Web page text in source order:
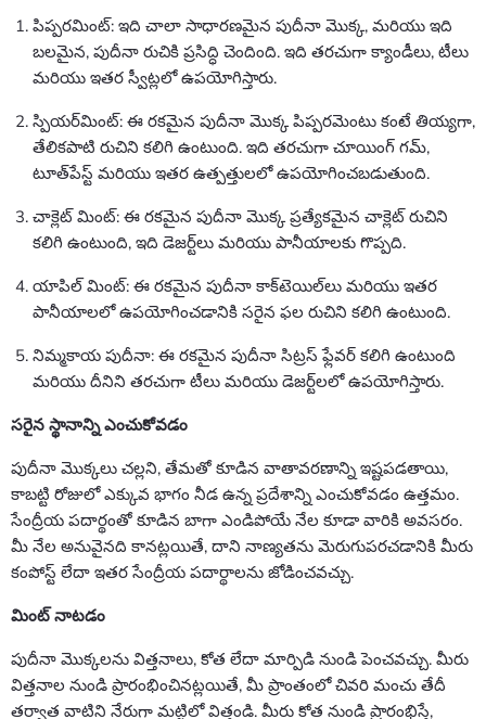
పిప్పరమింట్: ఇది చాలా సాధారణమైన పుదీనా మొక్క, మరియు ఇది
బలమైన, పుదీనా రుచికి ప్రసిద్ధి చెందింది. ఇది తరచుగా క్యాండీలు, టీలు
మరియు ఇతర స్వీట్లలో ఉపయోగిస్తారు.
స్పియర్‌మింట్: ఈ రకమైన పుదీనా మొక్క పిప్పరమెంటు కంటే తియ్యగా,
తేలికపాటి రుచిని కలిగి ఉంటుంది. ఇది తరచుగా చూయింగ్ గమ్,
టూత్‌పేస్ట్ మరియు ఇతర ఉత్పత్తులలో ఉపయోగించబడుతుంది.
చాక్లెట్ మింట్: ఈ రకమైన పుదీనా మొక్క ప్రత్యేకమైన చాక్లెట్ రుచిని
కలిగి ఉంటుంది, ఇది డెజర్ట్‌లు మరియు పానీయాలకు గొప్పది.
యాపిల్ మింట్: ఈ రకమైన పుదీనా కాక్‌టెయిల్‌లు మరియు ఇతర
పానీయాలలో ఉపయోగించడానికి సరైన ఫల రుచిని కలిగి ఉంటుంది.
నిమ్మకాయ పుదీనా: ఈ రకమైన పుదీనా సిట్రస్ ఫ్లేవర్ కలిగి ఉంటుంది
మరియు దీనిని తరచుగా టీలు మరియు డెజర్ట్‌లలో ఉపయోగిస్తారు.
సరైన స్థానాన్ని ఎంచుకోవడం
పుదీనా మొక్కలు చల్లని, తేమతో కూడిన వాతావరణాన్ని ఇష్టపడతాయి,
కాబట్టి రోజులో ఎక్కువ భాగం నీడ ఉన్న ప్రదేశాన్ని ఎంచుకోవడం ఉత్తమం.
సేంద్రీయ పదార్థంతో కూడిన బాగా ఎండిపోయే నేల కూడా వారికి అవసరం.
మీ నేల అనువైనది కానట్లయితే, దాని నాణ్యతను మెరుగుపరచడానికి మీరు
కంపోస్ట్ లేదా ఇతర సేంద్రీయ పదార్థాలను జోడించవచ్చు.
మింట్ నాటడం
పుదీనా మొక్కలను విత్తనాలు, కోత లేదా మార్పిడి నుండి పెంచవచ్చు. మీరు
విత్తనాల నుండి ప్రారంభించినట్లయితే, మీ ప్రాంతంలో చివరి మంచు తేదీ
తర్వాత వాటిని నేరుగా మట్టిలో విత్తండి. మీరు కోత నుండి ప్రారంభిస్తే,